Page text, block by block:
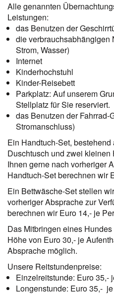
Alle genannten
Leistungen:
das Benutzen der
die verbrauchsabhängigen
Strom, Wasser)
Internet
Kinderhochstuhl
Kinder-Reisebett
Parkplatz: Auf unserem
Stellplatz für Sie reserviert.
das Benutzen der Fahrrad-
Stromanschluss)
Ein Handtuch-Set,
Duschtusch und zwei
Ihnen gerne nach vorheriger
Handtuch-Set berechnen wir
Ein Bettwäsche-Set stellen
vorheriger Absprache zur
berechnen wir Euro 14,- je
Das Mitbringen eines
Höhe von Euro 30,- je
Absprache möglich.
Unsere Reitstundenpreise:
Einzelreitstunde: Euro 35,-
Longenstunde: Euro 35,-